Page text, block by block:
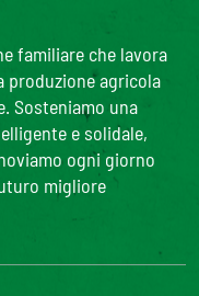
familiare che lavora
produzione agricola
Sosteniamo una
e solidale,
ogni giorno
migliore